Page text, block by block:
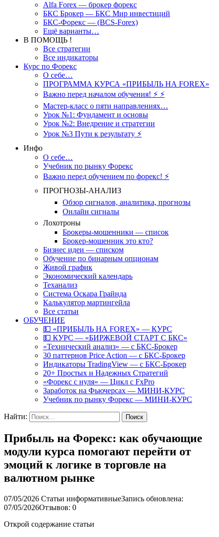
Alfa Forex — брокер форекс
БКС Брокер — БКС Мир инвестиций
БКС-Форекс — (BCS-Forex)
Ещё варианты…
В ПОМОЩЬ !
Все стратегии
Все индикаторы
Курс по Форекс
О себе…
ПРОГРАММА КУРСА «ПРИБЫЛЬ НА FOREX»
Важно перед началом обучения! ⚡ ⚡
Мастер-класс о пяти направлениях…
Урок №1: Фундамент и основы
Урок №2: Внедрение и стратегии
Урок №3 Пути к результату ⚡️
Инфо
О себе…
Учебник по рынку Форекс
Важно перед обучением по форекс! ⚡
ПРОГНОЗЫ-АНАЛИЗ
Обзор сигналов, аналитика, прогнозы
Онлайн сигналы
Лохотроны
Брокеры-мошенники — список
Брокер-мошенник это кто?
Бизнес идеи — списком
Обучение по бинарным опционам
Живой график
Экономический календарь
Теханализ
Система Оскара Грайнда
Калькулятор мартингейла
Все статьи
ОБУЧЕНИЕ
💵 «ПРИБЫЛЬ НА FOREX» — КУРС
💵 КУРС — «БИРЖЕВОЙ СТАРТ С БКС»
«Технический анализ» — с БКС-Брокер
30 паттернов Price Action — с БКС-Брокер
Индикаторы TradingView — с БКС-Брокер
20+ Простых и Надежных Стратегий
«Форекс с нуля» — Цикл с FxPro
Заработок на Фьючерсах — МИНИ-КУРС
Учебник по рынку Форекс — МИНИ-КУРС
Найти:
Прибыль на Форекс: как обучающие
модули курса помогают перейти от
эмоций к логике в торговле на
валютном рынке
07/05/2026 Статьи информативныеЗапись обновлена:
07/05/2026Отзывов: 0
Открой содержание статьи